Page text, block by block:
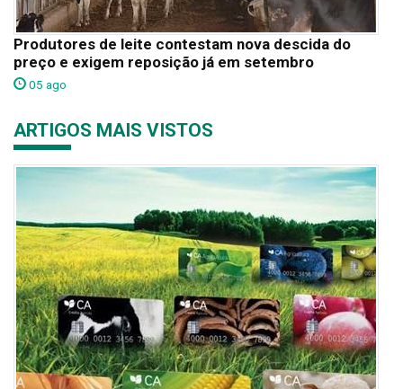
Produtores de leite contestam nova descida do
preço e exigem reposição já em setembro
05 ago
ARTIGOS MAIS VISTOS